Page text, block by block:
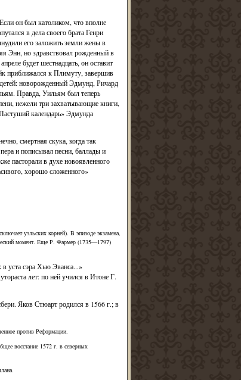
он был католиком, что вполне
в дела своего брата Генри
его заложить земли жены в
Энн, но здравствовал рожденный в
будет шестнадцать, он оставит
приближался к Плимуту, завершив
новорожденный Эдмунд, Ричард
Правда, Уильям был теперь
нежели три захватывающие книги,
календарь» Эдмунда
смертная скука, когда так
и пописывал песни, баллады и
пасторали в духе новоявленного
хорошо сложенного»
уэльских корней). В эпизоде экзамена,
момент. Еще Р. Фармер (1735—1797)
уста сэра Хью Эванса...»
лет: по ней учился в Итоне Г.
Яков Стюарт родился в 1566 г.; в
против Реформации.
восстание 1572 г. в северных